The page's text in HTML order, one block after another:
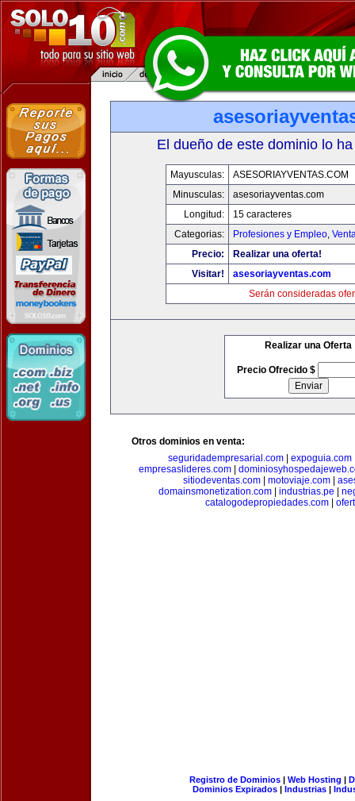
El dueño de este dominio lo
Mayusculas:
ASESORIAYVENTAS.COM
Minusculas:
asesoriayventas.com
Longitud:
15 caracteres
Categorias:
Profesiones y Empleo,
Precio:
Realizar una oferta!
Visitar!
asesoriayventas.com
Serán consideradas
Realizar una Oferta
Precio Ofrecido $
Otros dominios en venta:
seguridadempresarial.com
expoguia.com
empresaslideres.com|
sitiodeventas.com
motoviaje.com
domainsmonetization.com| industrias.pe
catalogodepropiedades.com
Registro de Dominios| Web Hosting |
Dominios Expirados | Industrias |